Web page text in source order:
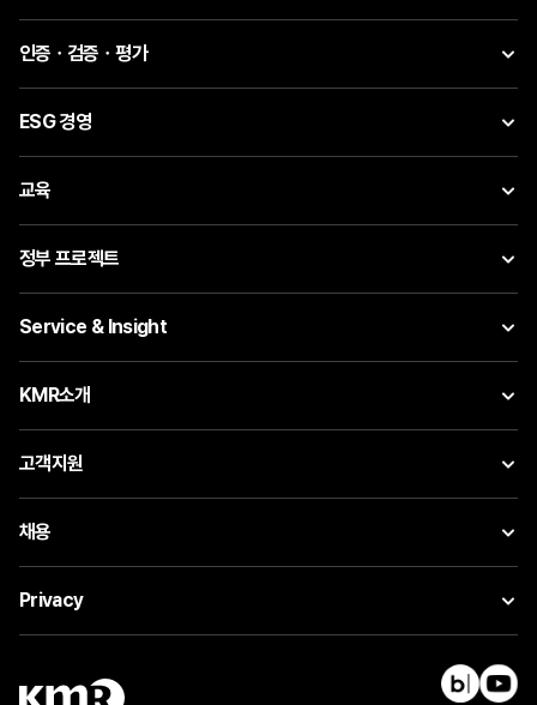
인증ㆍ검증ㆍ평가
ESG 경영
교육
정부 프로젝트
Service & Insight
KMR소개
고객지원
채용
Privacy